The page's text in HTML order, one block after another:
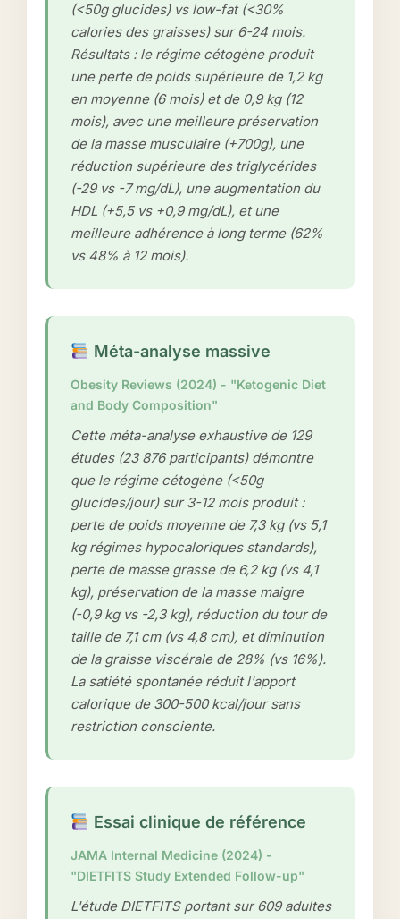
(<50g glucides) vs low-fat (<30%
calories des graisses) sur 6-24 mois.
Résultats : le régime cétogène produit
une perte de poids supérieure de 1,2 kg
en moyenne (6 mois) et de 0,9 kg (12
mois), avec une meilleure préservation
de la masse musculaire (+700g), une
réduction supérieure des triglycérides
(-29 vs -7 mg/dL), une augmentation du
HDL (+5,5 vs +0,9 mg/dL), et une
meilleure adhérence à long terme (62%
vs 48% à 12 mois).
Méta-analyse massive
Obesity Reviews (2024) - "Ketogenic Diet
and Body Composition"
Cette méta-analyse exhaustive de 129
études (23 876 participants) démontre
que le régime cétogène (<50g
glucides/jour) sur 3-12 mois produit :
perte de poids moyenne de 7,3 kg (vs 5,1
kg régimes hypocaloriques standards),
perte de masse grasse de 6,2 kg (vs 4,1
kg), préservation de la masse maigre
(-0,9 kg vs -2,3 kg), réduction du tour de
taille de 7,1 cm (vs 4,8 cm), et diminution
de la graisse viscérale de 28% (vs 16%).
La satiété spontanée réduit l'apport
calorique de 300-500 kcal/jour sans
restriction consciente.
Essai clinique de référence
JAMA Internal Medicine (2024) -
"DIETFITS Study Extended Follow-up"
L'étude DIETFITS portant sur 609 adultes